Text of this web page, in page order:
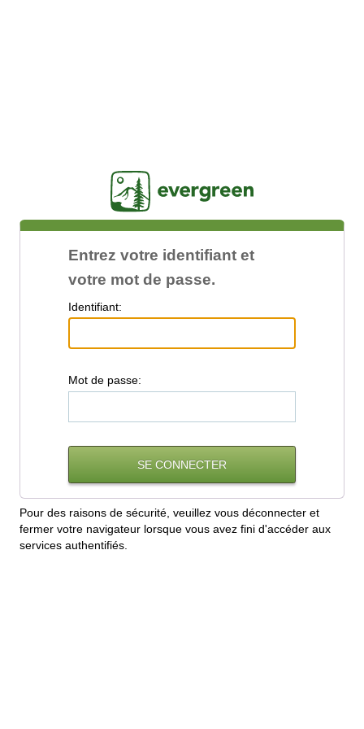
Entrez votre identifiant et
votre mot de passe.
Identifiant:
Mot de passe:
Pour des raisons de sécurité, veuillez vous déconnecter et
fermer votre navigateur lorsque vous avez fini d'accéder aux
services authentifiés.